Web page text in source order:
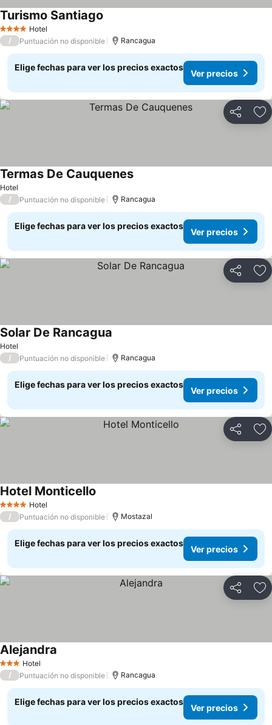
4 EstrellasHotel
Turismo Santiago
/ Puntuación no disponible Rancagua
Elige fechas para ver los precios exactos
Ver precios
Compartir
Hotel
Termas De Cauquenes
/ Puntuación no disponible Rancagua
Elige fechas para ver los precios exactos
Ver precios
Compartir
Hotel
Solar De Rancagua
/ Puntuación no disponible Rancagua
Elige fechas para ver los precios exactos
Ver precios
Compartir
4 EstrellasHotel
Hotel Monticello
/ Puntuación no disponible Mostazal
Elige fechas para ver los precios exactos
Ver precios
Compartir
3 Estrellas
Hotel
Alejandra
/ Puntuación no disponible Rancagua
Elige fechas para ver los precios exactos
Ver precios